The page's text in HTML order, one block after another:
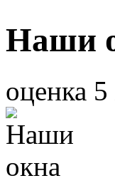
Наши
оценка 5